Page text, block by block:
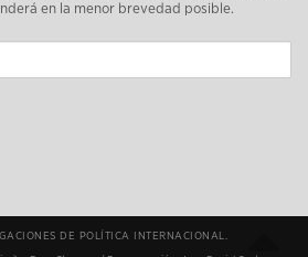
en la menor brevedad posible.
DE POLÍTICA INTERNACIONAL.